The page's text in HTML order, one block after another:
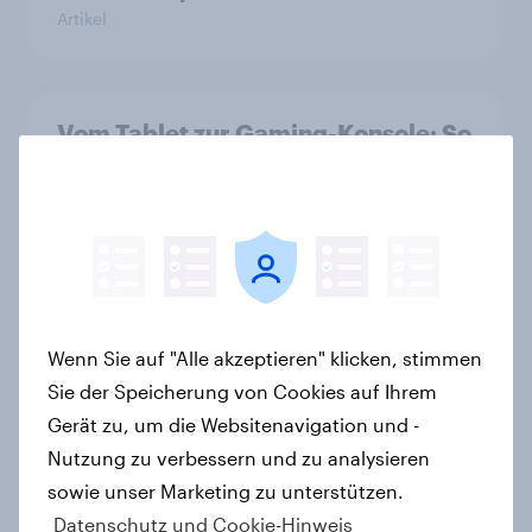
Artikel
Vom Tablet zur Gaming-Konsole: So
YouGov Shopper Media
Artikel
Searching for answers: How AI is
Wenn Sie auf "Alle akzeptieren" klicken, stimmen
Sie der Speicherung von Cookies auf Ihrem
Gerät zu, um die Websitenavigation und -
Nutzung zu verbessern und zu analysieren
sowie unser Marketing zu unterstützen.
Datenschutz und Cookie-Hinweis